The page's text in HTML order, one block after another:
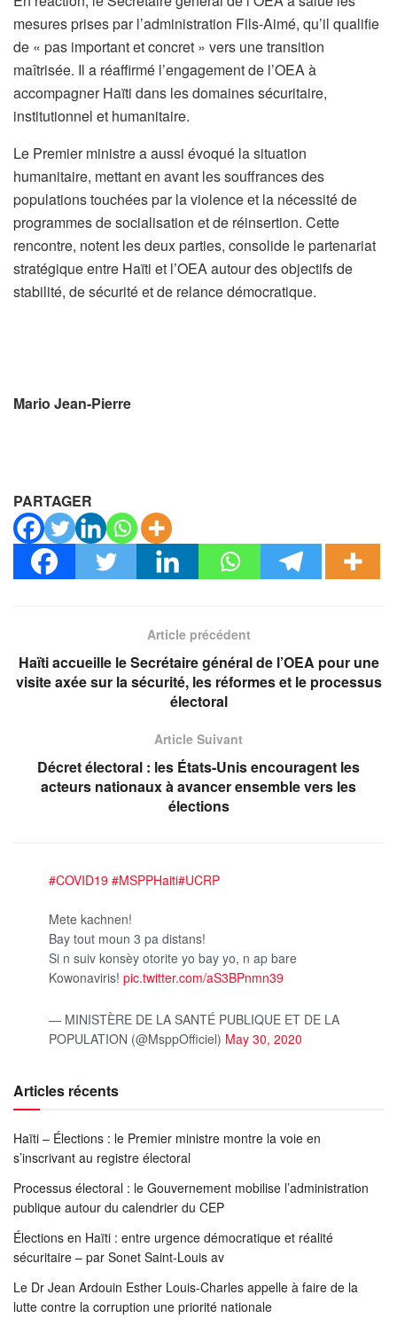
mesures prises par l’administration Fils-Aimé, qu’il qualifie
de « pas important et concret » vers une transition
maîtrisée. Il a réaffirmé l’engagement de l’OEA à
accompagner Haïti dans les domaines sécuritaire,
institutionnel et humanitaire.
Le Premier ministre a aussi évoqué la situation
humanitaire, mettant en avant les souffrances des
populations touchées par la violence et la nécessité de
programmes de socialisation et de réinsertion. Cette
rencontre, notent les deux parties, consolide le partenariat
stratégique entre Haïti et l’OEA autour des objectifs de
stabilité, de sécurité et de relance démocratique.
Mario Jean-Pierre
PARTAGER
Article précédent
Haïti accueille le Secrétaire général de l’OEA pour une
visite axée sur la sécurité, les réformes et le processus
électoral
Article Suivant
Décret électoral : les États-Unis encouragent les
acteurs nationaux à avancer ensemble vers les
élections
#COVID19 #MSPPHaiti#UCRP
Mete kachnen!
Bay tout moun 3 pa distans!
Si n suiv konsèy otorite yo bay yo, n ap bare
Kowonaviris! pic.twitter.com/aS3BPnmn39
— MINISTÈRE DE LA SANTÉ PUBLIQUE ET DE LA
POPULATION (@MsppOfficiel) May 30, 2020
Articles récents
Haïti – Élections : le Premier ministre montre la voie en
s’inscrivant au registre électoral
Processus électoral : le Gouvernement mobilise l’administration
publique autour du calendrier du CEP
Élections en Haïti : entre urgence démocratique et réalité
sécuritaire – par Sonet Saint-Louis av
Le Dr Jean Ardouin Esther Louis-Charles appelle à faire de la
lutte contre la corruption une priorité nationale